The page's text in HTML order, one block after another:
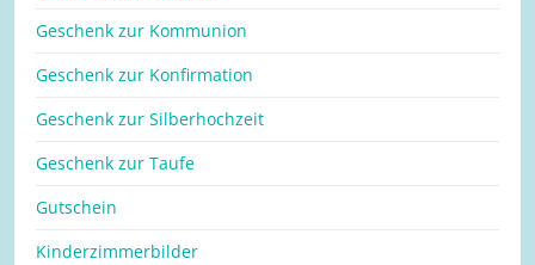
Geschenk zur Kommunion
Geschenk zur Konfirmation
Geschenk zur Silberhochzeit
Geschenk zur Taufe
Gutschein
Kinderzimmerbilder